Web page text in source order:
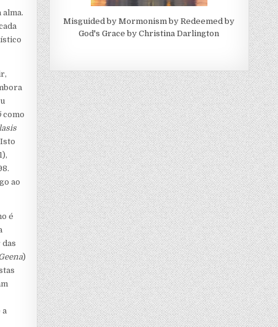
como
ao
é
)
Misguided by Mormonism by Redeemed by
God's Grace by Christina Darlington